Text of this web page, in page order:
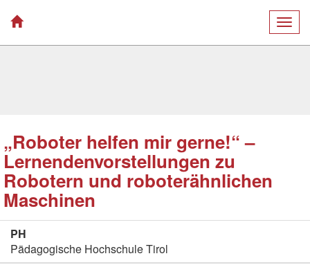
„Roboter helfen mir gerne!“ –
Lernendenvorstellungen zu
Robotern und roboterähnlichen
Maschinen
PH
Pädagogische Hochschule Tirol